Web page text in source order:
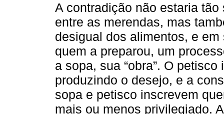
A contradição não estaria
entre as merendas, mas
desigual dos alimentos, e
quem a preparou, um
a sopa, sua “obra”. O
produzindo o desejo, e a
sopa e petisco inscrevem
mais ou menos privilegiado.